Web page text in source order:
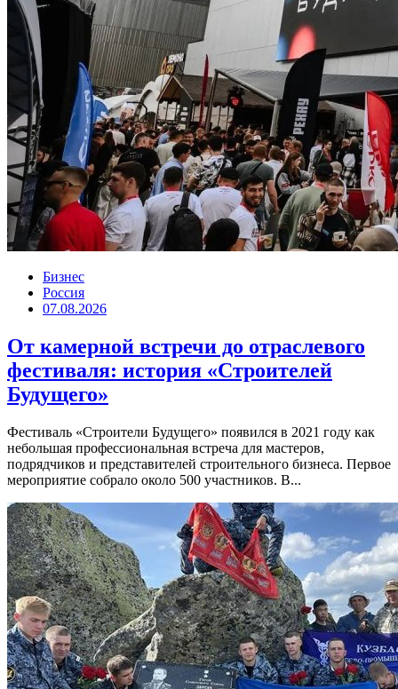
Бизнес
Россия
07.08.2026
От камерной встречи до отраслевого
фестиваля: история «Строителей
Будущего»
Фестиваль «Строители Будущего» появился в 2021 году как
небольшая профессиональная встреча для мастеров,
подрядчиков и представителей строительного бизнеса. Первое
мероприятие собрало около 500 участников. В...